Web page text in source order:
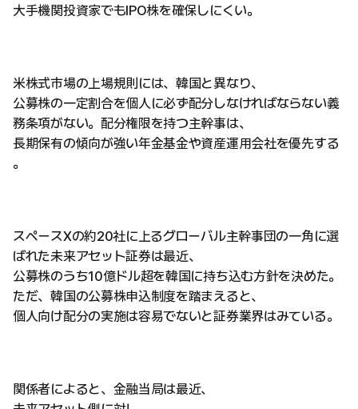
大手機関投資家でもIPO株を確保しにくい。
米株式市場の上場規則には、韓国と異なり、
公募株の一定割合を個人に必ず配分しなければならない義
務条項がない。配分権限を持つ主幹事は、
長期保有の傾向が強い年金基金や資産運用会社を優先する
。
スペースXの約20社に上るグローバル主幹事団の一角に選
ばれた未来アセット証券は最近、
公募株のうち10億ドル超を韓国に持ち込む方針を決めた。
ただ、韓国の公募株申込制度を踏まえると、
個人向け配分の実施は容易でないと証券業界はみている。
関係者によると、金融当局は最近、